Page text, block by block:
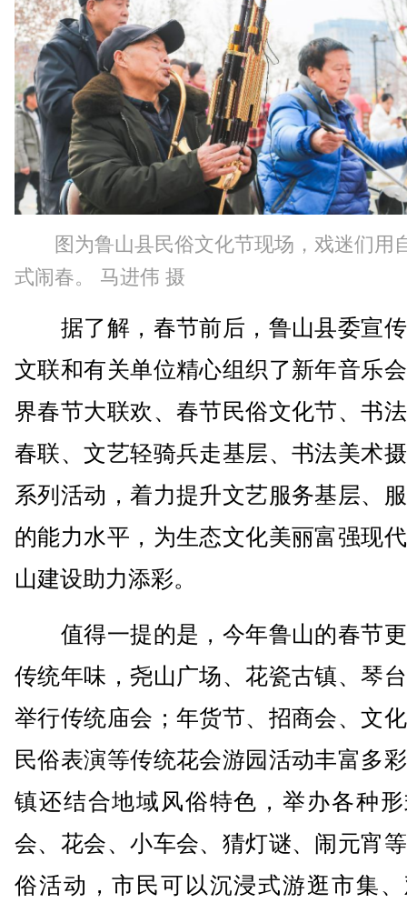
图为鲁山县民俗文化节现场，戏迷们用
式闹春。 马进伟 摄
据了解，春节前后，鲁山县委宣
文联和有关单位精心组织了新年音乐
界春节大联欢、春节民俗文化节、书
春联、文艺轻骑兵走基层、书法美术
系列活动，着力提升文艺服务基层、
的能力水平，为生态文化美丽富强现
山建设助力添彩。
值得一提的是，今年鲁山的春节
传统年味，尧山广场、花瓷古镇、琴
举行传统庙会；年货节、招商会、文
民俗表演等传统花会游园活动丰富多
镇还结合地域风俗特色，举办各种
会、花会、小车会、猜灯谜、闹元宵
俗活动，市民可以沉浸式游逛市集